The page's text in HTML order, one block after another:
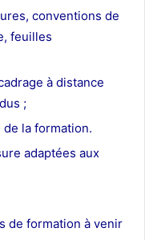
conventions de
feuilles
à distance
;
de la formation.
adaptées aux
de formation à venir